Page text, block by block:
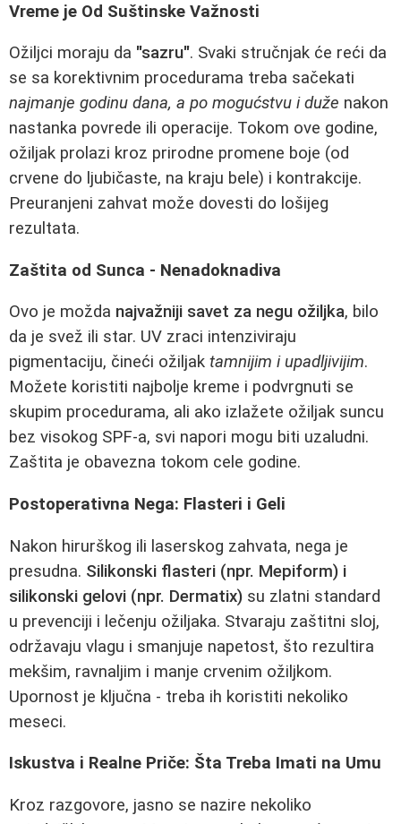
Vreme je Od Suštinske Važnosti
Ožiljci moraju da "sazru". Svaki stručnjak će reći da
se sa korektivnim procedurama treba sačekati
najmanje godinu dana, a po mogućstvu i duže nakon
nastanka povrede ili operacije. Tokom ove godine,
ožiljak prolazi kroz prirodne promene boje (od
crvene do ljubičaste, na kraju bele) i kontrakcije.
Preuranjeni zahvat može dovesti do lošijeg
rezultata.
Zaštita od Sunca - Nenadoknadiva
Ovo je možda najvažniji savet za negu ožiljka, bilo
da je svež ili star. UV zraci intenziviraju
pigmentaciju, čineći ožiljak tamnijim i upadljivijim.
Možete koristiti najbolje kreme i podvrgnuti se
skupim procedurama, ali ako izlažete ožiljak suncu
bez visokog SPF-a, svi napori mogu biti uzaludni.
Zaštita je obavezna tokom cele godine.
Postoperativna Nega: Flasteri i Geli
Nakon hirurškog ili laserskog zahvata, nega je
presudna. Silikonski flasteri (npr. Mepiform) i
silikonski gelovi (npr. Dermatix) su zlatni standard
u prevenciji i lečenju ožiljaka. Stvaraju zaštitni sloj,
održavaju vlagu i smanjuje napetost, što rezultira
mekšim, ravnaljim i manje crvenim ožiljkom.
Upornost je ključna - treba ih koristiti nekoliko
meseci.
Iskustva i Realne Priče: Šta Treba Imati na Umu
Kroz razgovore, jasno se nazire nekoliko